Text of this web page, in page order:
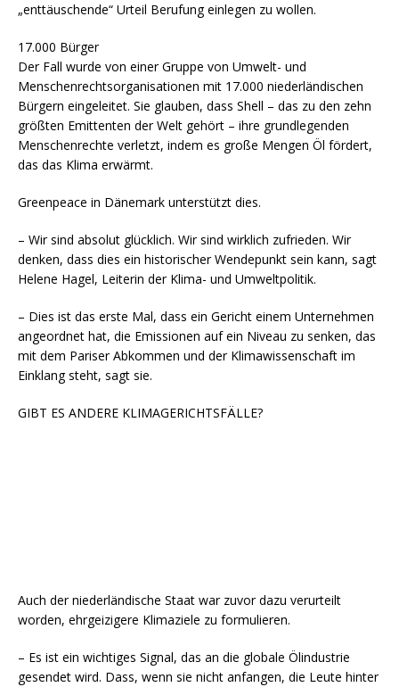
„enttäuschende“ Urteil Berufung einlegen zu wollen.
17.000 Bürger
Der Fall wurde von einer Gruppe von Umwelt- und
Menschenrechtsorganisationen mit 17.000 niederländischen
Bürgern eingeleitet. Sie glauben, dass Shell – das zu den zehn
größten Emittenten der Welt gehört – ihre grundlegenden
Menschenrechte verletzt, indem es große Mengen Öl fördert,
das das Klima erwärmt.
Greenpeace in Dänemark unterstützt dies.
– Wir sind absolut glücklich. Wir sind wirklich zufrieden. Wir
denken, dass dies ein historischer Wendepunkt sein kann, sagt
Helene Hagel, Leiterin der Klima- und Umweltpolitik.
– Dies ist das erste Mal, dass ein Gericht einem Unternehmen
angeordnet hat, die Emissionen auf ein Niveau zu senken, das
mit dem Pariser Abkommen und der Klimawissenschaft im
Einklang steht, sagt sie.
GIBT ES ANDERE KLIMAGERICHTSFÄLLE?
Auch der niederländische Staat war zuvor dazu verurteilt
worden, ehrgeizigere Klimaziele zu formulieren.
– Es ist ein wichtiges Signal, das an die globale Ölindustrie
gesendet wird. Dass, wenn sie nicht anfangen, die Leute hinter